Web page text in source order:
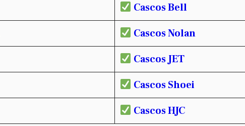
Cascos Bell
Cascos Nolan
Cascos JET
Cascos Shoei
Cascos HJC